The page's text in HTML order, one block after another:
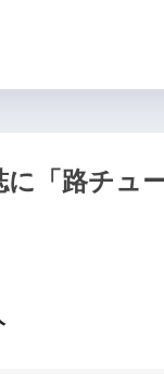
に「路チ